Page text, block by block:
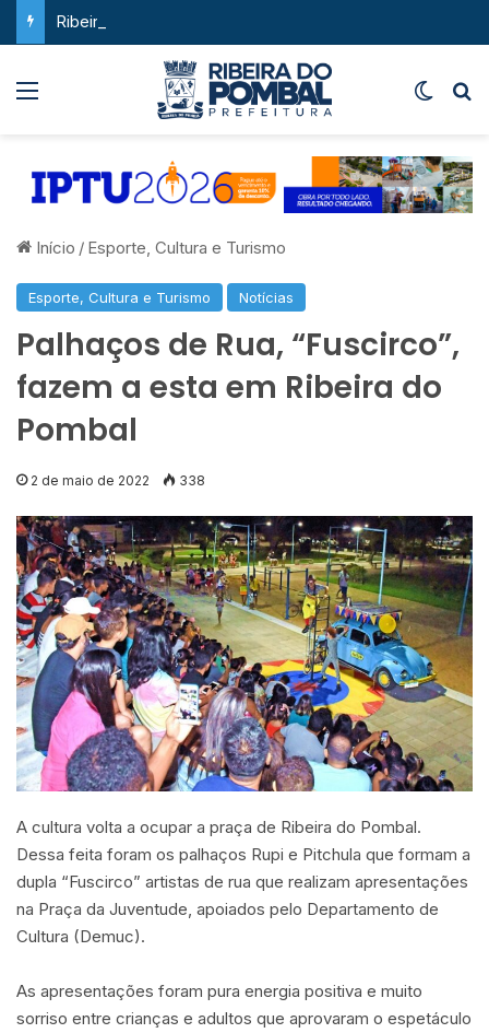
Início / Esporte, Cultura e Turismo
Esporte, Cultura e Turismo Notícias
Palhaços de Rua, “Fuscirco”,
fazem a esta em Ribeira do
Pombal
2 de maio de 2022 338
A cultura volta a ocupar a praça de Ribeira do Pombal.
Dessa feita foram os palhaços Rupi e Pitchula que formam a
dupla “Fuscirco” artistas de rua que realizam apresentações
na Praça da Juventude, apoiados pelo Departamento de
Cultura (Demuc).
As apresentações foram pura energia positiva e muito
sorriso entre crianças e adultos que aprovaram o espetáculo